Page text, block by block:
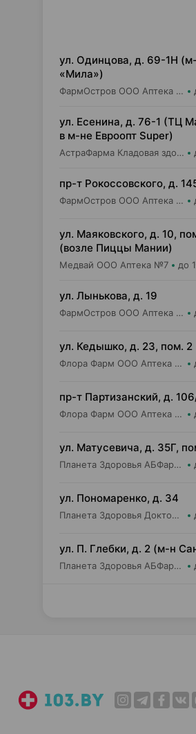
ул. Одинцова, д. 69-1Н
«Мила»)
ФармОстров ООО Аптека №16 на Одинцова
ул. Есенина, д. 76-1 (ТЦ
в м-не Евроопт Super)
АстраФарма Кладовая здоровья ООО Аптека №9
пр-т Рокоссовского, д.
ФармОстров ООО Аптека №9 на Рокоссовского
ул. Маяковского, д. 10,
(возле Пиццы Мании)
Медвай ООО Аптека №7 до
ул. Лынькова, д. 19
ФармОстров ООО Аптека №7 на Лынькова
ул. Кедышко, д. 23, пом. 2
Флора Фарм ООО Аптека №21
пр-т Партизанский, д.
Флора Фарм ООО Аптека №20
ул. Матусевича, д. 35Г,
Планета Здоровья АБФармация ИООО Аптека №21
ул. Пономаренко, д. 34
Планета Здоровья Доктор Время ООО Аптека №53
ул. П. Глебки, д. 2 (м-н
Планета Здоровья АБФармация ИООО Аптека №14